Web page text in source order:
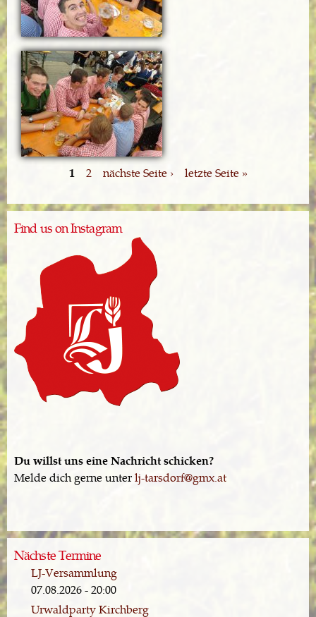
1 2 nächste Seite › letzte Seite »
Find us on Instagram
Du willst uns eine Nachricht schicken?
Melde dich gerne unterlj-tarsdorf@gmx.at
Nächste Termine
LJ-Versammlung
07.08.2026 - 20:00
Urwaldparty Kirchberg